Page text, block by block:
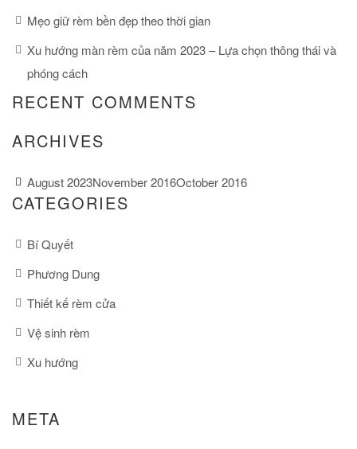
Mẹo giữ rèm bền đẹp theo thời gian
Xu hướng màn rèm của năm 2023 – Lựa chọn thông thái và
phóng cách
RECENT COMMENTS
ARCHIVES
August 2023November 2016October 2016
CATEGORIES
Bí Quyết
Phương Dung
Thiết kế rèm cửa
Vệ sinh rèm
Xu hướng
META